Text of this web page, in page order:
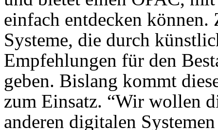
einfach entdecken
Systeme, die durch
Empfehlungen für den
geben. Bislang kommt
zum Einsatz. “Wir wollen
anderen digitalen